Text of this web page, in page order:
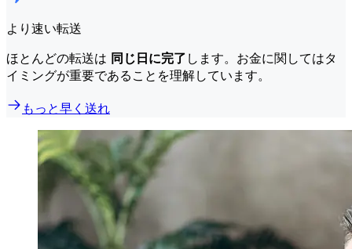
より速い転送
ほとんどの転送は 同じ日に完了 します。お金に関してはタ
イミングが重要であることを理解しています。
もっと早く送れ